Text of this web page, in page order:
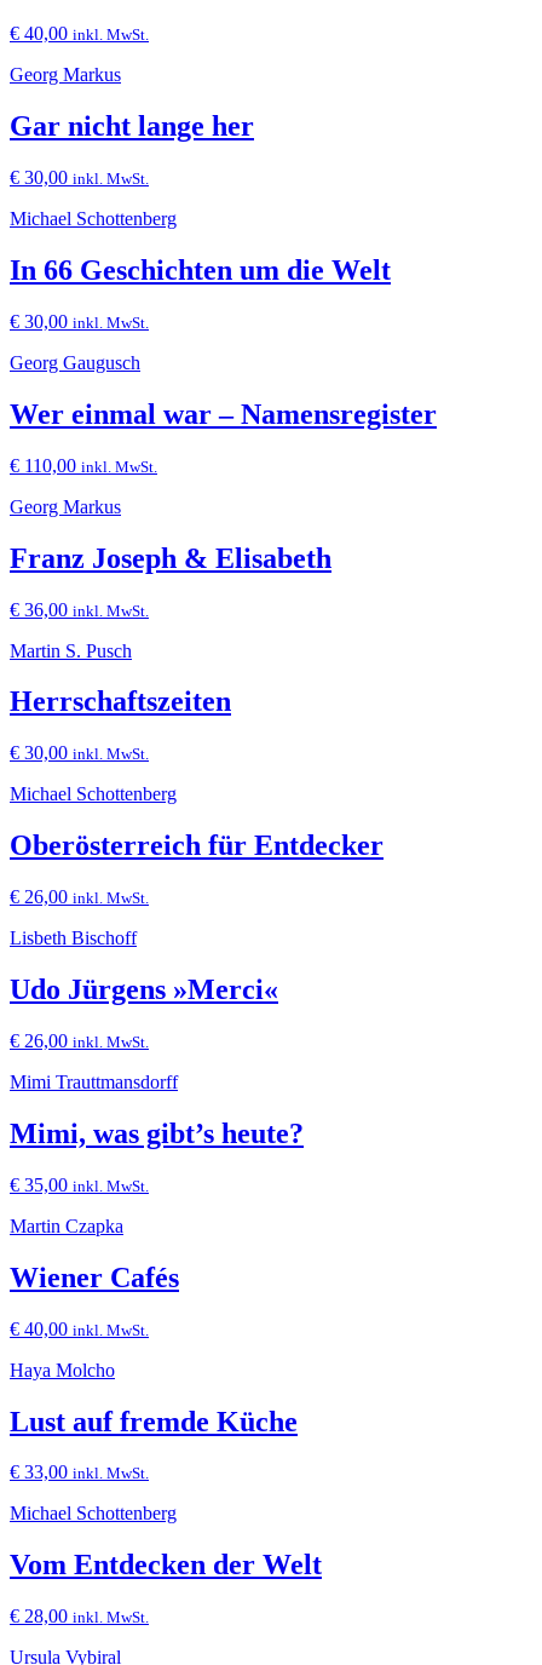
€ 40,00 inkl. MwSt.
Georg Markus
Gar nicht lange her
€ 30,00 inkl. MwSt.
Michael Schottenberg
In 66 Geschichten um die Welt
€ 30,00 inkl. MwSt.
Georg Gaugusch
Wer einmal war – Namensregister
€ 110,00 inkl. MwSt.
Georg Markus
Franz Joseph & Elisabeth
€ 36,00 inkl. MwSt.
Martin S. Pusch
Herrschaftszeiten
€ 30,00 inkl. MwSt.
Michael Schottenberg
Oberösterreich für Entdecker
€ 26,00 inkl. MwSt.
Lisbeth Bischoff
Udo Jürgens »Merci«
€ 26,00 inkl. MwSt.
Mimi Trauttmansdorff
Mimi, was gibt’s heute?
€ 35,00 inkl. MwSt.
Martin Czapka
Wiener Cafés
€ 40,00 inkl. MwSt.
Haya Molcho
Lust auf fremde Küche
€ 33,00 inkl. MwSt.
Michael Schottenberg
Vom Entdecken der Welt
€ 28,00 inkl. MwSt.
Ursula Vybiral